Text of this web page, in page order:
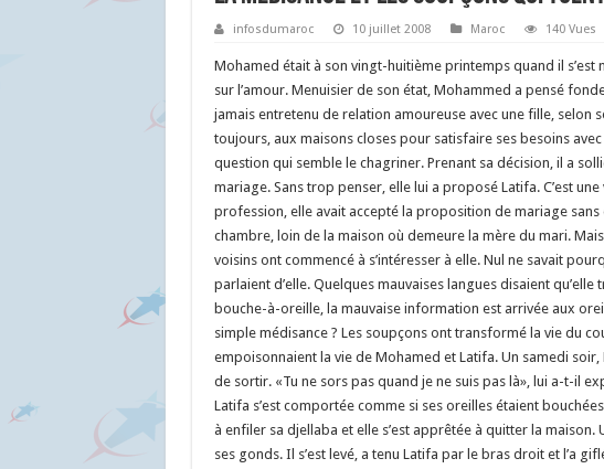
infosdumaroc 10 juillet 2008 Maroc 140 Vues
Mohamed était à son vingt-huitième printemps quand il s’est
sur l’amour. Menuisier de son état, Mohammed a pensé
jamais entretenu de relation amoureuse avec une fille, selon
toujours, aux maisons closes pour satisfaire ses besoins avec
question qui semble le chagriner. Prenant sa décision, il a
mariage. Sans trop penser, elle lui a proposé Latifa. C’est
profession, elle avait accepté la proposition de mariage sans
chambre, loin de la maison où demeure la mère du mari.
voisins ont commencé à s’intéresser à elle. Nul ne savait
parlaient d’elle. Quelques mauvaises langues disaient
bouche-à-oreille, la mauvaise information est arrivée aux
simple médisance ? Les soupçons ont transformé la vie du
empoisonnaient la vie de Mohamed et Latifa. Un samedi
de sortir. «Tu ne sors pas quand je ne suis pas là», lui a-t-il
Latifa s’est comportée comme si ses oreilles étaient
à enfiler sa djellaba et elle s’est apprêtée à quitter la
ses gonds. Il s’est levé, a tenu Latifa par le bras droit et l’a